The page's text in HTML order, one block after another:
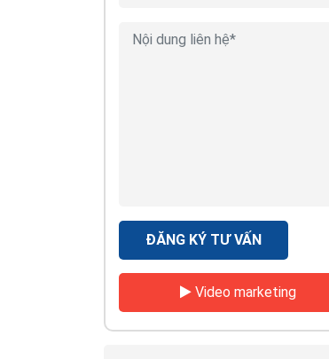
ĐĂNG KÝ TƯ VẤN
Video marketing